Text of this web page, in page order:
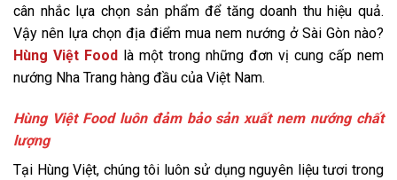
cân nhắc lựa chọn sản phẩm để tăng doanh thu hiệu quả.
Vậy nên lựa chọn địa điểm mua nem nướng ở Sài Gòn nào?
Hùng Việt Food
là một trong những đơn vị cung cấp nem
nướng Nha Trang hàng đầu của Việt Nam.
Hùng Việt Food luôn đảm bảo sản xuất nem nướng chất
lượng
Tại Hùng Việt, chúng tôi luôn sử dụng nguyên liệu tươi trong